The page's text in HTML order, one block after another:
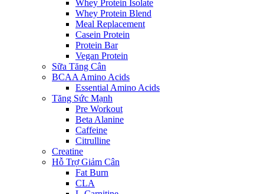
Whey Protein Isolate
Whey Protein Blend
Meal Replacement
Casein Protein
Protein Bar
Vegan Protein
Sữa Tăng Cân
BCAA Amino Acids
Essential Amino Acids
Tăng Sức Mạnh
Pre Workout
Beta Alanine
Caffeine
Citrulline
Creatine
Hỗ Trợ Giảm Cân
Fat Burn
CLA